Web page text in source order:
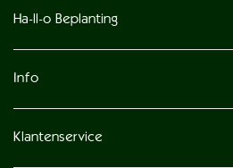
Ha-ll-o Beplanting
Info
Klantenservice